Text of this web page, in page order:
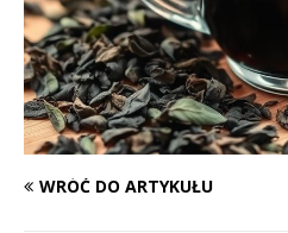
WRÓĆ DO ARTYKUŁU